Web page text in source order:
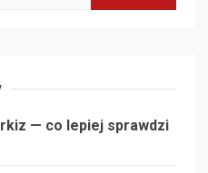
— co lepiej sprawdzi